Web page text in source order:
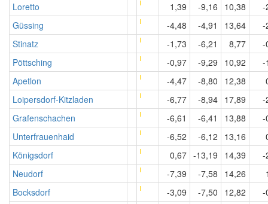
Loretto
1,39 -9,16 10,38
-
Güssing
-4,48 -4,91 13,64
-
Stinatz
-1,73 -6,21 8,77
-
Pöttsching
-0,97 -9,29 10,92
-
Apetlon
-4,47 -8,80 12,38
Loipersdorf-Kitzladen
-6,77 -8,94 17,89
-
Grafenschachen
-6,61 -6,41 13,88
-
Unterfrauenhaid
-6,52 -6,12 13,16
Königsdorf
0,67 -13,19 14,39
-
Neudorf
-7,39 -7,58 14,26
Bocksdorf
-3,09 -7,50 12,82
-